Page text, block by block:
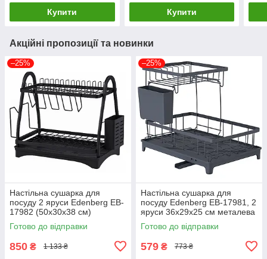
Купити Купити
Акційні пропозиції та новинки
–25%
Настільна сушарка для
посуду 2 яруси Edenberg EB-
17982 (50х30х38 см)
металева
Готово до відправки
850 ₴ 1 133 ₴
–25%
Настільна сушарка для
посуду Edenberg EB-17981, 2
яруси 36х29х25 см металева
чорна
Готово до відправки
579 ₴ 773 ₴